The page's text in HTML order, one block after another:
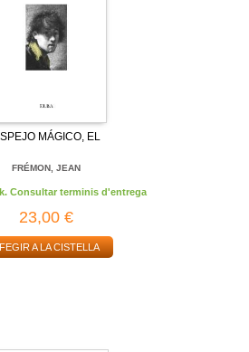
MÁGICO, EL
FRÉMON, JEAN
Consultar terminis d'entrega
23,00 €
A LA CISTELLA